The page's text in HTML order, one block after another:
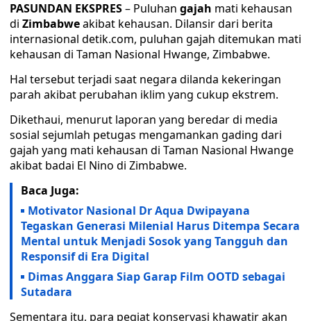
PASUNDAN EKSPRES– Puluhan gajah mati kehausan
di Zimbabweakibat kehausan. Dilansir dari berita
internasional detik.com, puluhan gajah ditemukan mati
kehausan di Taman Nasional Hwange, Zimbabwe.
Hal tersebut terjadi saat negara dilanda kekeringan
parah akibat perubahan iklim yang cukup ekstrem.
Dikethaui, menurut laporan yang beredar di media
sosial sejumlah petugas mengamankan gading dari
gajah yang mati kehausan di Taman Nasional Hwange
akibat badai El Nino di Zimbabwe.
Baca Juga:
Motivator Nasional Dr Aqua Dwipayana
Tegaskan Generasi Milenial Harus Ditempa Secara
Mental untuk Menjadi Sosok yang Tangguh dan
Responsif di Era Digital
Dimas Anggara Siap Garap Film OOTD sebagai
Sutadara
Sementara itu, para pegiat konservasi khawatir akan